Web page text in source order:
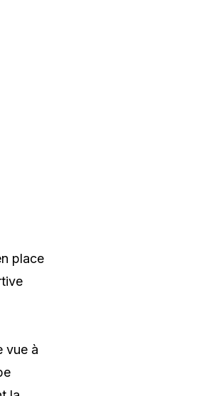
place
vue à